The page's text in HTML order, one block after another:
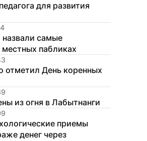
для развития
самые
пабликах
отметил День коренных
из огня в Лабытнанги
приемы
денег через